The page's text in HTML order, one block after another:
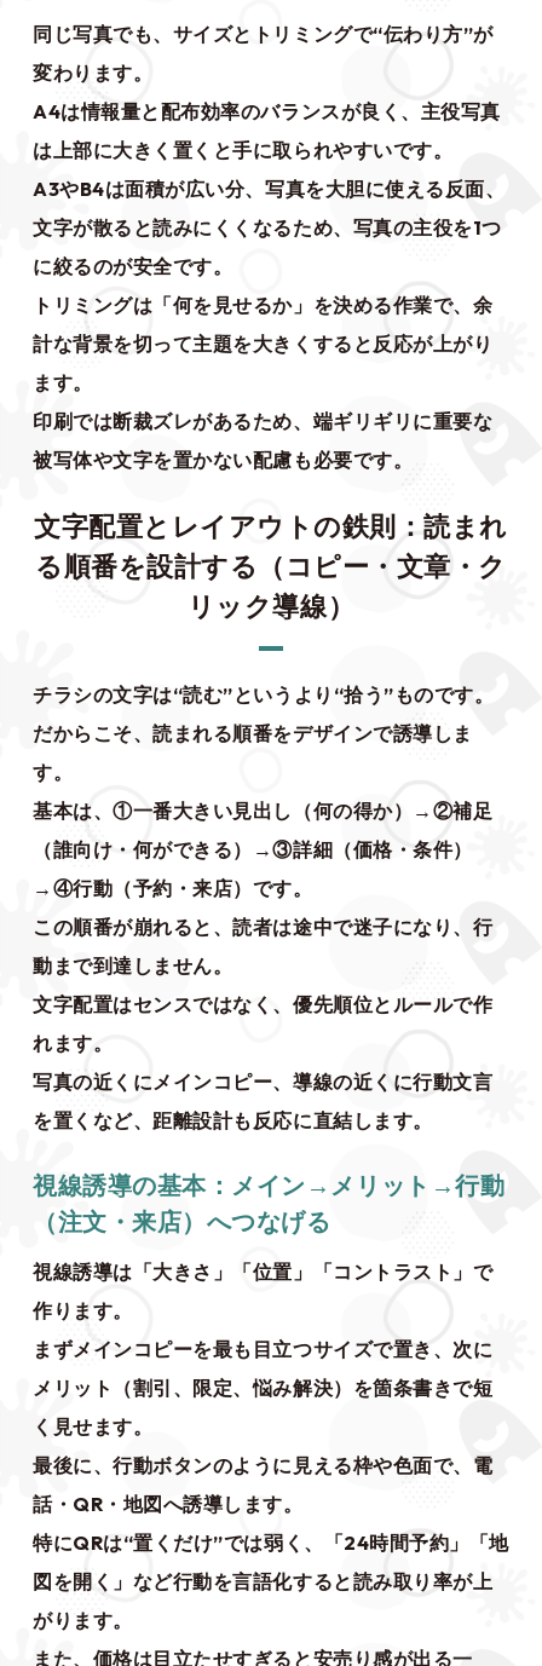
同じ写真でも、サイズとトリミングで“伝わり方”が
変わります。
A4は情報量と配布効率のバランスが良く、主役写真
は上部に大きく置くと手に取られやすいです。
A3やB4は面積が広い分、写真を大胆に使える反面、
文字が散ると読みにくくなるため、写真の主役を1つ
に絞るのが安全です。
トリミングは「何を見せるか」を決める作業で、余
計な背景を切って主題を大きくすると反応が上がり
ます。
印刷では断裁ズレがあるため、端ギリギリに重要な
被写体や文字を置かない配慮も必要です。
文字配置とレイアウトの鉄則：読まれ
る順番を設計する（コピー・文章・ク
リック導線）
チラシの文字は“読む”というより“拾う”ものです。
だからこそ、読まれる順番をデザインで誘導しま
す。
基本は、①一番大きい見出し（何の得か）→②補足
（誰向け・何ができる）→③詳細（価格・条件）
→④行動（予約・来店）です。
この順番が崩れると、読者は途中で迷子になり、行
動まで到達しません。
文字配置はセンスではなく、優先順位とルールで作
れます。
写真の近くにメインコピー、導線の近くに行動文言
を置くなど、距離設計も反応に直結します。
視線誘導の基本：メイン→メリット→行動
（注文・来店）へつなげる
視線誘導は「大きさ」「位置」「コントラスト」で
作ります。
まずメインコピーを最も目立つサイズで置き、次に
メリット（割引、限定、悩み解決）を箇条書きで短
く見せます。
最後に、行動ボタンのように見える枠や色面で、電
話・QR・地図へ誘導します。
特にQRは“置くだけ”では弱く、「24時間予約」「地
図を開く」など行動を言語化すると読み取り率が上
がります。
また、価格は目立たせすぎると安売り感が出る一